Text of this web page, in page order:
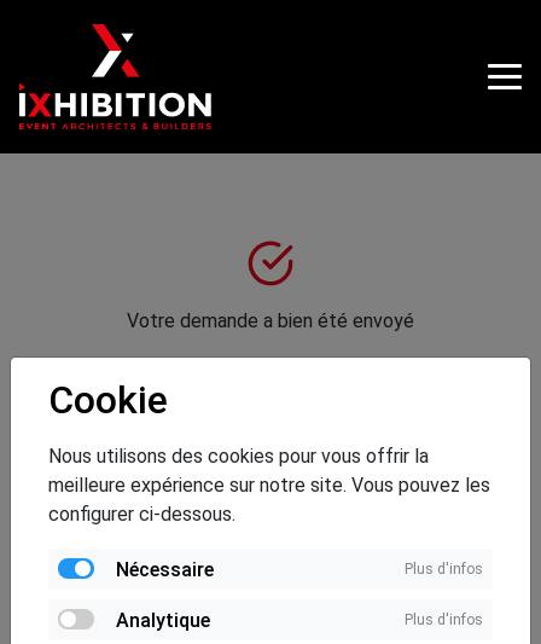
Votre demande a bien été envoyé
Cookie
Nous utilisons des cookies pour vous offrir la
meilleure expérience sur notre site. Vous pouvez les
configurer ci-dessous.
Nécessaire Plus d'infos
Analytique Plus d'infos